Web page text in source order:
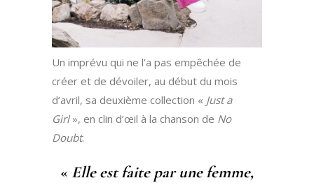
Un imprévu qui ne l’a pas empêchée de
créer et de dévoiler, au début du mois
d’avril, sa deuxième collection « Just a
Girl», en clin d’œil à la chanson de No
Doubt.
« Elle est faite par une femme,